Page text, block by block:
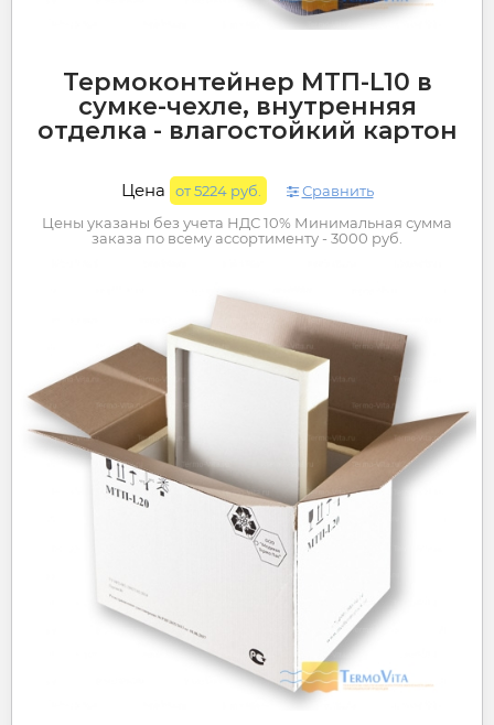
Термоконтейнер МТП-L10 в
сумке-чехле, внутренняя
отделка - влагостойкий картон
Цена от 5224 руб.
Сравнить
Цены указаны без учета НДС 10% Минимальная сумма
заказа по всему ассортименту - 3000 руб.